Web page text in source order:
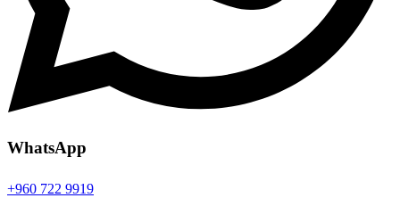
WhatsApp
+960 722 9919